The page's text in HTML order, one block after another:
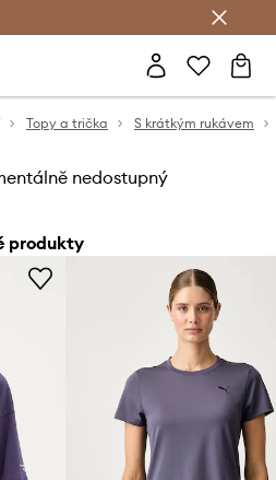
Topy a trička S krátkým rukávem
nedostupný
produkty